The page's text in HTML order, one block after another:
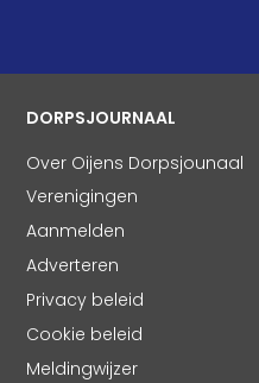
DORPSJOURNAAL
Over Oijens Dorpsjounaal
Verenigingen
Aanmelden
Adverteren
Privacy beleid
Cookie beleid
Meldingwijzer